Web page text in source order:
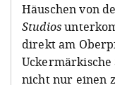
Häuschen von
Studios
direkt am
Uckermärkische
nicht nur einen